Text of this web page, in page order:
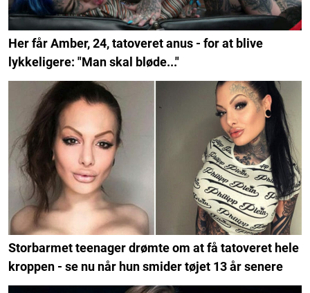
Her får Amber, 24, tatoveret anus - for at blive
lykkeligere: "Man skal bløde..."
Storbarmet teenager drømte om at få tatoveret hele
kroppen - se nu når hun smider tøjet 13 år senere